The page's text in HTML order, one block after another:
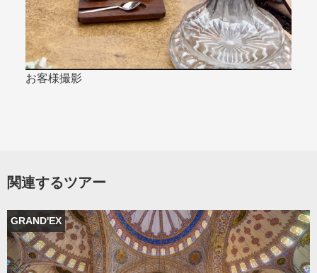
お客様撮影
関連するツアー
GRAND'EX